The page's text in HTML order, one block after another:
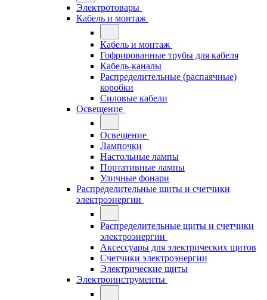
Электротовары
Кабель и монтаж
Кабель и монтаж
Гофрированные трубы для кабеля
Кабель-каналы
Распределительные (распаячные)
коробки
Силовые кабели
Освещение
Освещение
Лампочки
Настольные лампы
Портативные лампы
Уличные фонари
Распределительные щиты и счетчики
электроэнергии
Распределительные щиты и счетчики
электроэнергии
Аксессуары для электрических щитов
Счетчики электроэнергии
Электрические щиты
Электроинструменты